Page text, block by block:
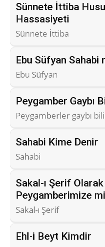
Sünnete İttiba
Hassasiyeti
Sünnete İttiba
Ebu Süfyan Sahabi
Ebu Süfyan
Peygamber Gaybı
Peygamberler gaybı
Sahabi Kime Denir
Sahabi
Sakal-ı Şerif
Peygamberimize
Sakal-ı Şerif
Ehl-i Beyt Kimdir